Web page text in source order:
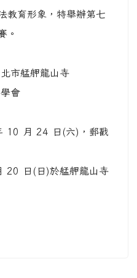
教育形象，特舉辦第七
。
市艋舺龍山寺
會
10 月 24 日(六)，郵戳
20 日(日)於艋舺龍山寺